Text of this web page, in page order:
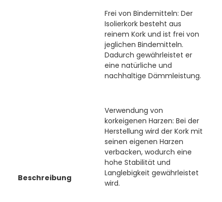
Beschreibung
Frei von Bindemitteln: Der
Isolierkork besteht aus
reinem Kork und ist frei von
jeglichen Bindemitteln.
Dadurch gewährleistet er
eine natürliche und
nachhaltige Dämmleistung.
Verwendung von
korkeigenen Harzen: Bei der
Herstellung wird der Kork mit
seinen eigenen Harzen
verbacken, wodurch eine
hohe Stabilität und
Langlebigkeit gewährleistet
wird.